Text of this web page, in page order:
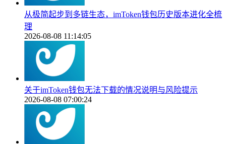
从极简起步到多链生态，imToken钱包历史版本进化全梳
理
2026-08-08 11:14:05
关于imToken钱包无法下载的情况说明与风险提示
2026-08-08 07:00:24